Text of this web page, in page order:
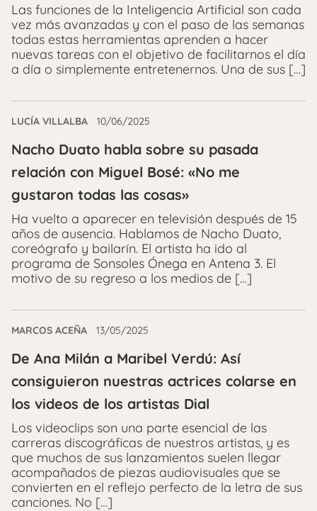
Las funciones de la Inteligencia Artificial son cada
vez más avanzadas y con el paso de las semanas
todas estas herramientas aprenden a hacer
nuevas tareas con el objetivo de facilitarnos el día
a día o simplemente entretenernos. Una de sus […]
LUCÍA VILLALBA 10/06/2025
Nacho Duato habla sobre su pasada
relación con Miguel Bosé: «No me
gustaron todas las cosas»
Ha vuelto a aparecer en televisión después de 15
años de ausencia. Hablamos de Nacho Duato,
coreógrafo y bailarín. El artista ha ido al
programa de Sonsoles Ónega en Antena 3. El
motivo de su regreso a los medios de […]
MARCOS ACEÑA 13/05/2025
De Ana Milán a Maribel Verdú: Así
consiguieron nuestras actrices colarse en
los videos de los artistas Dial
Los videoclips son una parte esencial de las
carreras discográficas de nuestros artistas, y es
que muchos de sus lanzamientos suelen llegar
acompañados de piezas audiovisuales que se
convierten en el reflejo perfecto de la letra de sus
canciones. No […]